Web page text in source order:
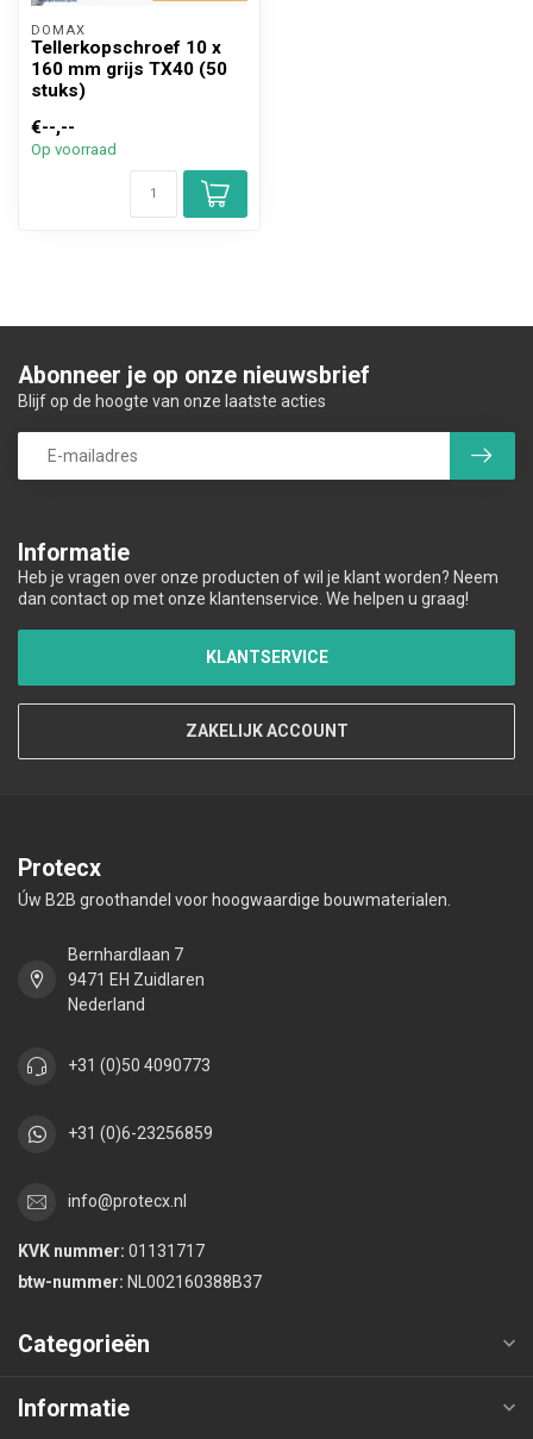
DOMAX
Tellerkopschroef 10 x
160 mm grijs TX40 (50
stuks)
€--,--
Op voorraad
Informatie
Heb je vragen over onze producten of wil je klant worden? Neem
dan contact op met onze klantenservice. We helpen u graag!
KLANTSERVICE
ZAKELIJK ACCOUNT
Abonneer je op onze nieuwsbrief
Blijf op de hoogte van onze laatste acties
Protecx
Úw B2B groothandel voor hoogwaardige bouwmaterialen.
Bernhardlaan 7
9471 EH Zuidlaren
Nederland
+31 (0)50 4090773
+31 (0)6-23256859
info@protecx.nl
KVK nummer: 01131717
btw-nummer: NL002160388B37
Categorieën
Informatie